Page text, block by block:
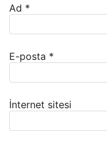
Ad *
E-posta *
İnternet sitesi